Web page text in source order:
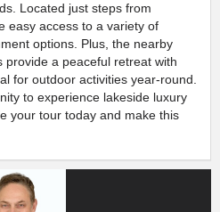
Located just steps from
easy access to a variety of
options. Plus, the nearby
provide a peaceful retreat with
for outdoor activities year-round.
to experience lakeside luxury
your tour today and make this